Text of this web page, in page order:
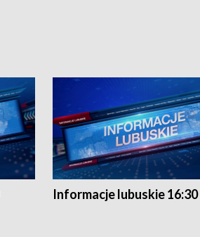
Informacje lubuskie 16:30